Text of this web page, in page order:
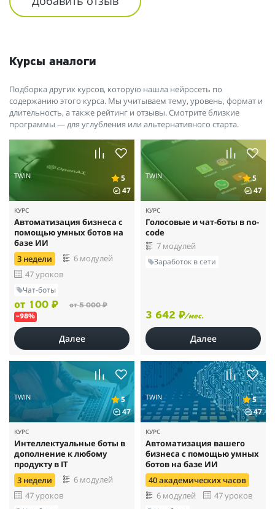
Сейчас я изучаю возможности интеграции платформы твин
через APl с 1C. Битрикс и реализацию решения для моих
Курсы аналоги
Подборка других курсов, которую нашла нейросеть по
содержанию этого курса. Мы учитываем тему, уровень, формат и
длительность, а также рейтинг и отзывы. Смотрите близкие
программы — для углубления или альтернативного старта.
TWIN
5
47
КУРС
Автоматизация бизнеса с
помощью умных ботов на
базе ИИ
3 недели
6 модулей
47 уроков
Чат-боты
от 100 ₽ от 5 000 ₽
–98%
Далее
TWIN
5
47
КУРС
Голосовые и чат-боты в no-
code
7 модулей
Заработок в сети
3 642 ₽/мес.
Далее
TWIN
5
47
КУРС
Интеллектуальные боты в
дополнение к любому
продукту в IT
3 недели
6 модулей
47 уроков
TWIN
5
47
КУРС
Автоматизация вашего
бизнеса с помощью умных
ботов на базе ИИ
40 академических часов
6 модулей
47 уроков